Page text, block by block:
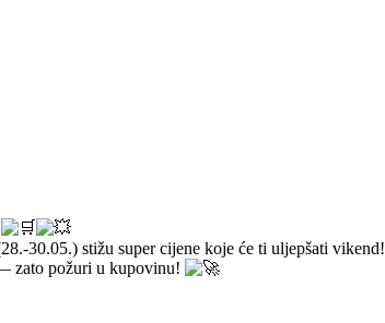
30.05.) stižu super cijene koje će ti uljepšati vikend!
zato požuri u kupovinu!